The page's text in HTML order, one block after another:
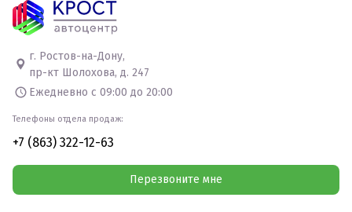
г. Ростов-на-Дону,
пр-кт Шолохова, д. 247
Ежедневно с 09:00 до 20:00
Телефоны отдела продаж:
+7 (863) 322-12-63
Перезвоните мне